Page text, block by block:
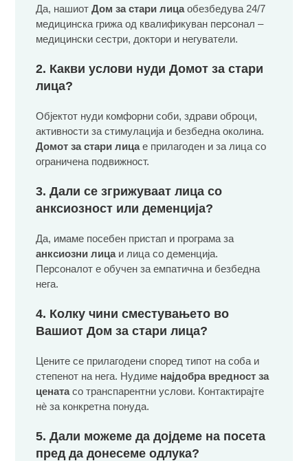
Да, нашиотДом за стари лицаобезбедува 24/7
медицинска грижа од квалификуван персонал –
медицински сестри, доктори и негуватели.
2. Какви услови нуди Домот за стари
лица?
Објектот нуди комфорни соби, здрави оброци,
активности за стимулација и безбедна околина.
Домот за стари лицае прилагоден и за лица со
ограничена подвижност.
3. Дали се згрижуваат лица со
анксиозност или деменција?
Да, имаме посебен пристап и програма за
анксиозни лицаи лица со деменција.
Персоналот е обучен за емпатична и безбедна
нега.
4. Колку чини сместувањето во
Вашиот Дом за стари лица?
Цените се прилагодени според типот на соба и
степенот на нега. Нудиме најдобра вредност за
ценатасо транспарентни услови. Контактирајте
нè за конкретна понуда.
5. Дали можеме да дојдеме на посета
пред да донесеме одлука?